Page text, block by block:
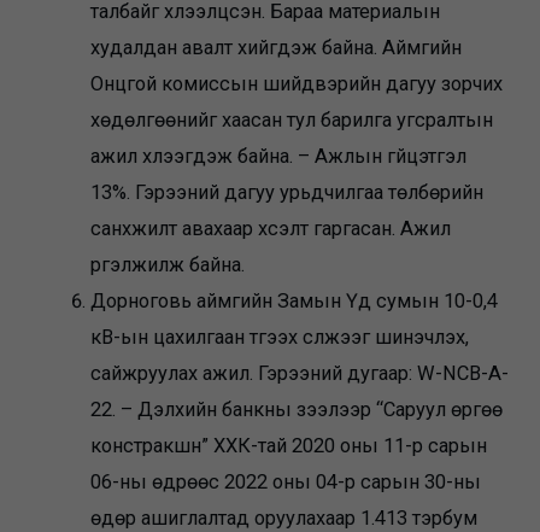
талбайг хүлээлцсэн. Бараа материалын
худалдан авалт хийгдэж байна. Аймгийн
Онцгой комиссын шийдвэрийн дагуу зорчих
хөдөлгөөнийг хаасан тул барилга угсралтын
ажил хүлээгдэж байна. – Ажлын гүйцэтгэл
13%. Гэрээний дагуу урьдчилгаа төлбөрийн
санхүүжилт авахаар хүсэлт гаргасан. Ажил
үргэлжилж байна.
Дорноговь аймгийн Замын Үүд сумын 10-0,4
кВ-ын цахилгаан түгээх сүлжээг шинэчлэх,
сайжруулах ажил. Гэрээний дугаар: W-NCB-A-
22. – Дэлхийн банкны зээлээр “Саруул өргөө
констракшн” ХХК-тай 2020 оны 11-р сарын
06-ны өдрөөс 2022 оны 04-р сарын 30-ны
өдөр ашиглалтад оруулахаар 1.413 тэрбум